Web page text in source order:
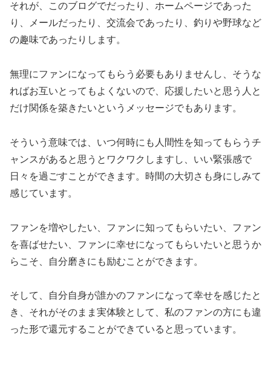
それが、このブログでだったり、ホームページであった
り、メールだったり、交流会であったり、釣りや野球など
の趣味であったりします。
無理にファンになってもらう必要もありませんし、そうな
ればお互いとってもよくないので、応援したいと思う人と
だけ関係を築きたいというメッセージでもあります。
そういう意味では、いつ何時にも人間性を知ってもらうチ
ャンスがあると思うとワクワクしますし、いい緊張感で
日々を過ごすことができます。時間の大切さも身にしみて
感じています。
ファンを増やしたい、ファンに知ってもらいたい、ファン
を喜ばせたい、ファンに幸せになってもらいたいと思うか
らこそ、自分磨きにも励むことができます。
そして、自分自身が誰かのファンになって幸せを感じたと
き、それがそのまま実体験として、私のファンの方にも違
った形で還元することができていると思っています。